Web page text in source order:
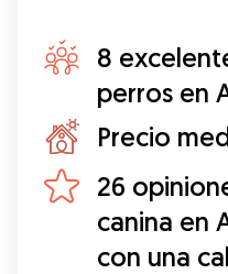
8
perros en
Precio
26
canina en
con una